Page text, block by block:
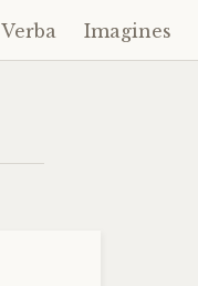
Verba Imagines